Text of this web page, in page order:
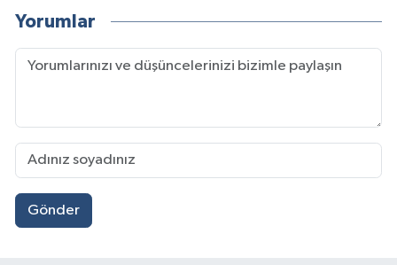
Yorumlar
Gönder